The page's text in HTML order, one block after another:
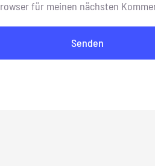
für meinen nächsten